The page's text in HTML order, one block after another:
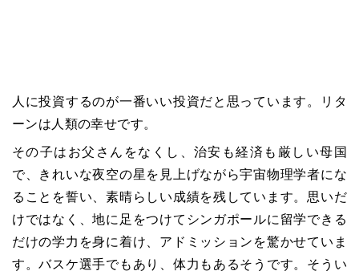
人に投資するのが一番いい投資だと思っています。リタ
ーンは人類の幸せです。
その子はお父さんをなくし、治安も経済も厳しい母国
で、きれいな夜空の星を見上げながら宇宙物理学者にな
ることを誓い、素晴らしい成績を残しています。思いだ
けではなく、地に足をつけてシンガポールに留学できる
だけの学力を身に着け、アドミッションを驚かせていま
す。バスケ選手でもあり、体力もあるそうです。そうい